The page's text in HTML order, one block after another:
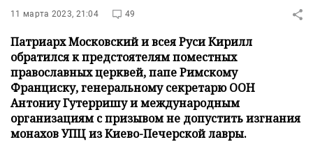
11 марта 2023, 21:04 49
Патриарх Московский и всея Руси Кирилл
обратился к предстоятелям поместных
православных церквей, папе Римскому
Франциску, генеральному секретарю ООН
Антониу Гутерришу и международным
организациям с призывом не допустить изгнания
монахов УПЦ из Киево-Печерской лавры.